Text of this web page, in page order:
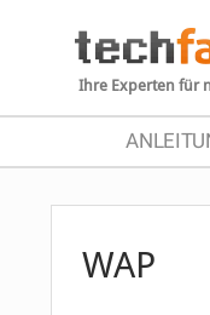
Ihre Experten für
WAP